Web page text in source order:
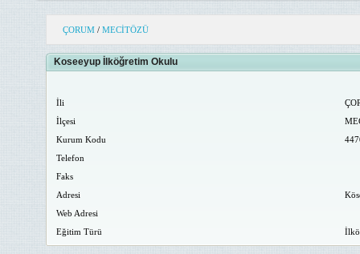
ÇORUM / MECİTÖZÜ
Koseeyup İlköğretim Okulu
İli
İlçesi
Kurum Kodu
Telefon
Faks
Adresi
Web Adresi
Eğitim Türü